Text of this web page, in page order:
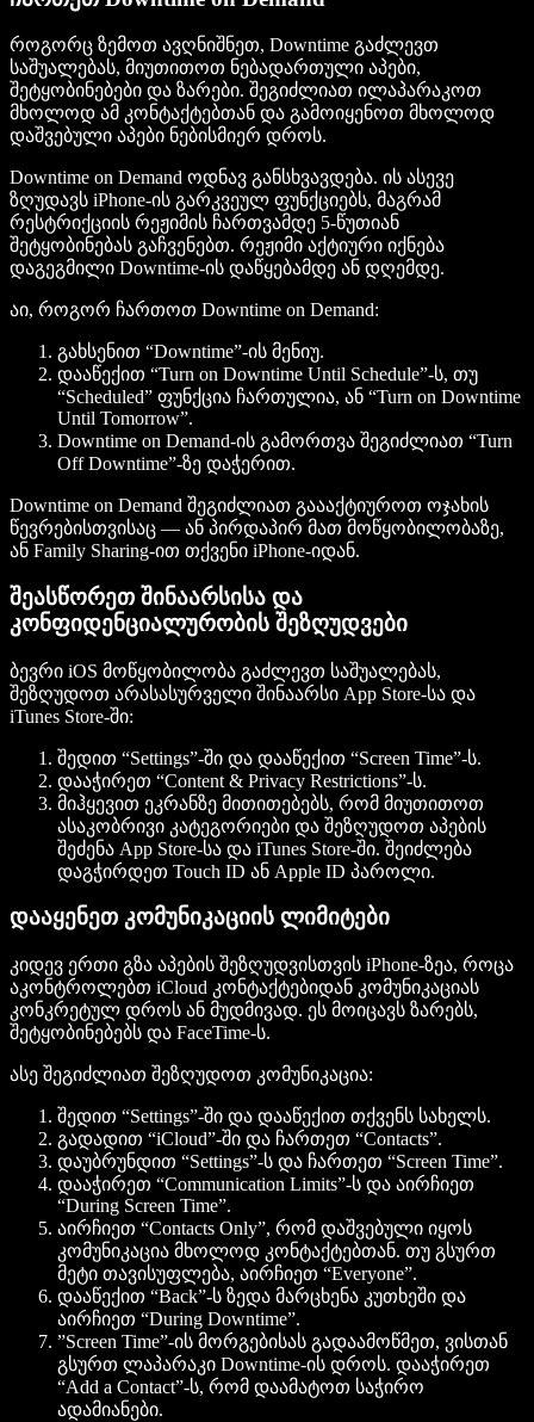
როგორც ზემოთ ავღნიშნეთ, Downtime გაძლევთ
საშუალებას, მიუთითოთ ნებადართული აპები,
შეტყობინებები და ზარები. შეგიძლიათ ილაპარაკოთ
მხოლოდ ამ კონტაქტებთან და გამოიყენოთ მხოლოდ
დაშვებული აპები ნებისმიერ დროს.
Downtime on Demand ოდნავ განსხვავდება. ის ასევე
ზღუდავს iPhone-ის გარკვეულ ფუნქციებს, მაგრამ
რესტრიქციის რეჟიმის ჩართვამდე 5-წუთიან
შეტყობინებას გაჩვენებთ. რეჟიმი აქტიური იქნება
დაგეგმილი Downtime-ის დაწყებამდე ან დღემდე.
აი, როგორ ჩართოთ Downtime on Demand:
გახსენით “Downtime”-ის მენიუ.
დააწექით “Turn on Downtime Until Schedule”-ს, თუ
“Scheduled” ფუნქცია ჩართულია, ან “Turn on Downtime
Until Tomorrow”.
Downtime on Demand-ის გამორთვა შეგიძლიათ “Turn
Off Downtime”-ზე დაჭერით.
Downtime on Demand შეგიძლიათ გაააქტიუროთ ოჯახის
წევრებისთვისაც — ან პირდაპირ მათ მოწყობილობაზე,
ან Family Sharing-ით თქვენი iPhone-იდან.
შეასწორეთ შინაარსისა და
კონფიდენციალურობის შეზღუდვები
ბევრი iOS მოწყობილობა გაძლევთ საშუალებას,
შეზღუდოთ არასასურველი შინაარსი App Store-სა და
iTunes Store-ში:
შედით “Settings”-ში და დააწექით “Screen Time”-ს.
დააჭირეთ “Content & Privacy Restrictions”-ს.
მიჰყევით ეკრანზე მითითებებს, რომ მიუთითოთ
ასაკობრივი კატეგორიები და შეზღუდოთ აპების
შეძენა App Store-სა და iTunes Store-ში. შეიძლება
დაგჭირდეთ Touch ID ან Apple ID პაროლი.
დააყენეთ კომუნიკაციის ლიმიტები
კიდევ ერთი გზა აპების შეზღუდვისთვის iPhone-ზეა, როცა
აკონტროლებთ iCloud კონტაქტებიდან კომუნიკაციას
კონკრეტულ დროს ან მუდმივად. ეს მოიცავს ზარებს,
შეტყობინებებს და FaceTime-ს.
ასე შეგიძლიათ შეზღუდოთ კომუნიკაცია:
შედით “Settings”-ში და დააწექით თქვენს სახელს.
გადადით “iCloud”-ში და ჩართეთ “Contacts”.
დაუბრუნდით “Settings”-ს და ჩართეთ “Screen Time”.
დააჭირეთ “Communication Limits”-ს და აირჩიეთ
“During Screen Time”.
აირჩიეთ “Contacts Only”, რომ დაშვებული იყოს
კომუნიკაცია მხოლოდ კონტაქტებთან. თუ გსურთ
მეტი თავისუფლება, აირჩიეთ “Everyone”.
დააწექით “Back”-ს ზედა მარცხენა კუთხეში და
აირჩიეთ “During Downtime”.
”Screen Time”-ის მორგებისას გადაამოწმეთ, ვისთან
გსურთ ლაპარაკი Downtime-ის დროს. დააჭირეთ
“Add a Contact”-ს, რომ დაამატოთ საჭირო
ადამიანები.